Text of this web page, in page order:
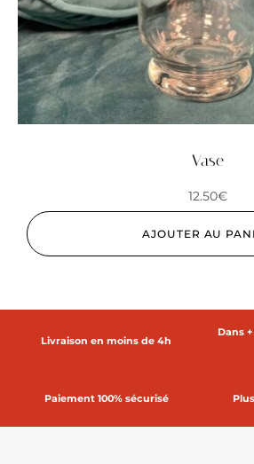
Vase
12.50€
AJOUTER AU
Livraison en moins de 4h
Dans
Paiement 100% sécurisé